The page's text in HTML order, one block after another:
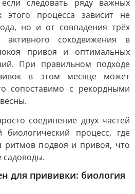
следовать ряду важных
этого процесса зависит не
но и от совпадения трёх
активного сокодвижения в
привоя и оптимальных
При правильном подходе
в этом месяце может
сопоставимо с рекордными
соединение двух частей
процесс, где
ритмов подвоя и привоя, что
садоводы.
для прививки: биология